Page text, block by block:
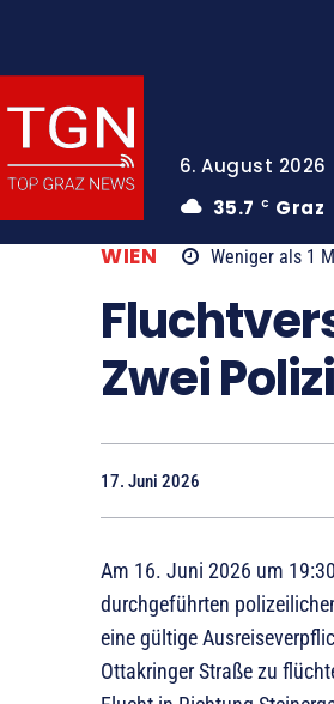
6. August 2026
35.7
C Graz
WIEN
Weniger als 1
Zwei
17. Juni 2026
Am 16. Juni 2026 um
durchgeführten
eine gültige
Ottakringer Straße zu